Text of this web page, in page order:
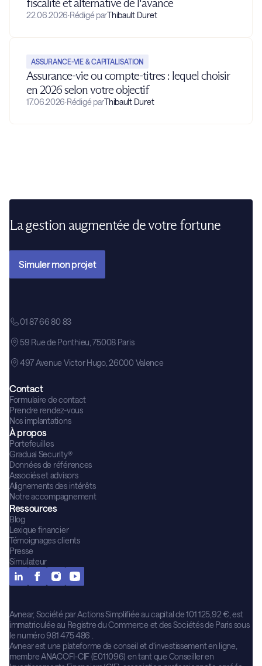
fiscalité et alternative de l'avance
22.06.2026·Rédigé parThibault Duret
ASSURANCE-VIE & CAPITALISATION
Assurance-vie ou compte-titres : lequel choisir
en 2026 selon votre objectif
17.06.2026·Rédigé parThibault Duret
La gestion augmentée de votre fortune
Simuler mon projet
01 87 66 80 83
59 Rue de Ponthieu, 75008 Paris
497 Avenue Victor Hugo, 26000 Valence
Contact
Formulaire de contact
Prendre rendez-vous
Nos implantations
À propos
Portefeuilles
Gradual Security®
Données de références
Associés et advisors
Alignements des intérêts
Notre accompagnement
Ressources
Blog
Lexique financier
Témoignages clients
Presse
Simulateur
Avnear, Société par Actions Simplifiée au capital de 101 125,92 €, est
immatriculée au Registre du Commerce et des Sociétés de Paris sous
le numéro 981 475 486 .
Avnear est une plateforme de conseil et d’investissement en ligne,
membre ANACOFI-CIF (E011096) en tant que Conseiller en